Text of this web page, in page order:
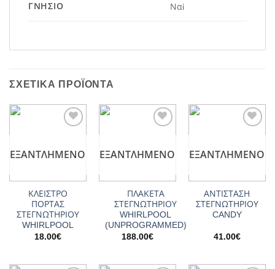
ΓΝΉΣΙΟ Ναί
ΣΧΕΤΙΚΆ ΠΡΟΪΌΝΤΑ
ΕΞΑΝΤΛΗΜΈΝΟ
ΚΛΕΙΣΤΡΟ
ΠΟΡΤΑΣ
ΣΤΕΓΝΩΤΗΡΙΟΥ
WHIRLPOOL
18.00€
ΕΞΑΝΤΛΗΜΈΝΟ
ΠΛΑΚΕΤΑ
ΣΤΕΓΝΩΤΗΡΙΟΥ
WHIRLPOOL
(UNPROGRAMMED)
188.00€
ΕΞΑΝΤΛΗΜΈΝΟ
ΑΝΤΙΣΤΑΣΗ
ΣΤΕΓΝΩΤΗΡΙΟΥ
CANDY
41.00€